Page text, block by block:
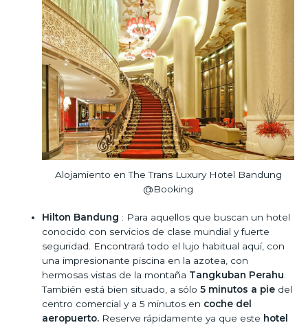
Alojamiento en The Trans Luxury Hotel Bandung
@Booking
Hilton Bandung : Para aquellos que buscan un hotel
conocido con servicios de clase mundial y fuerte
seguridad. Encontrará todo el lujo habitual aquí, con
una impresionante piscina en la azotea, con
hermosas vistas de la montaña Tangkuban Perahu.
También está bien situado, a sólo 5 minutos a pie del
centro comercial y a 5 minutos en coche del
aeropuerto. Reserve rápidamente ya que este hotel